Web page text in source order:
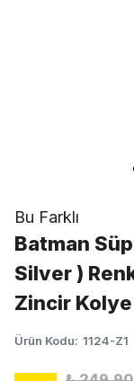
Bu Farklı
Batman
Silver )
Zincir Kolye
Ürün Kodu: 1124-Z1